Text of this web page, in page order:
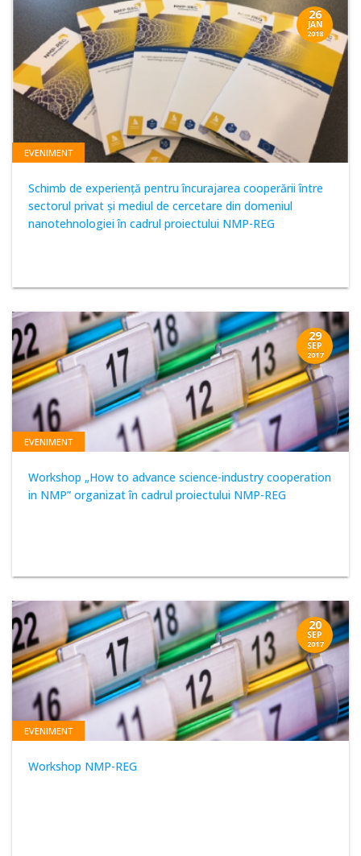
26
JAN
2018
EVENIMENT
Schimb de experienţă pentru încurajarea cooperării între
sectorul privat şi mediul de cercetare din domeniul
nanotehnologiei în cadrul proiectului NMP-REG
29
SEP
2017
EVENIMENT
Workshop „How to advance science-industry cooperation
in NMP” organizat în cadrul proiectului NMP-REG
20
SEP
2017
EVENIMENT
Workshop NMP-REG